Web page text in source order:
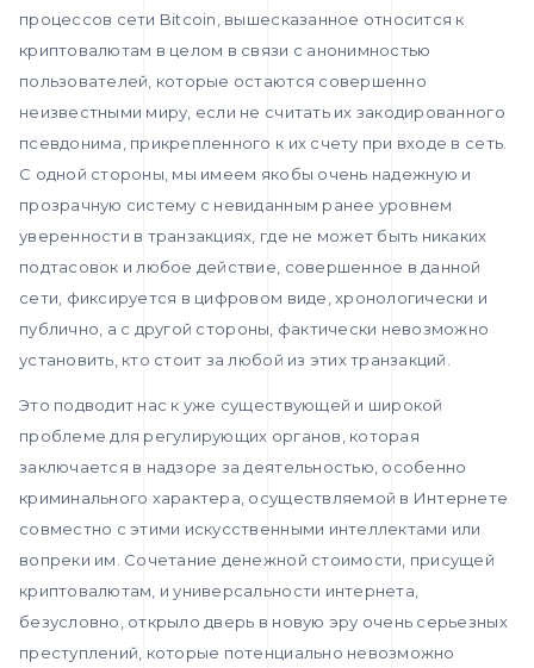
процессов сети Bitcoin, вышесказанное относится к
криптовалютам в целом в связи с анонимностью
пользователей, которые остаются совершенно
неизвестными миру, если не считать их закодированного
псевдонима, прикрепленного к их счету при входе в сеть.
С одной стороны, мы имеем якобы очень надежную и
прозрачную систему с невиданным ранее уровнем
уверенности в транзакциях, где не может быть никаких
подтасовок и любое действие, совершенное в данной
сети, фиксируется в цифровом виде, хронологически и
публично, а с другой стороны, фактически невозможно
установить, кто стоит за любой из этих транзакций.
Это подводит нас к уже существующей и широкой
проблеме для регулирующих органов, которая
заключается в надзоре за деятельностью, особенно
криминального характера, осуществляемой в Интернете
совместно с этими искусственными интеллектами или
вопреки им. Сочетание денежной стоимости, присущей
криптовалютам, и универсальности интернета,
безусловно, открыло дверь в новую эру очень серьезных
преступлений, которые потенциально невозможно